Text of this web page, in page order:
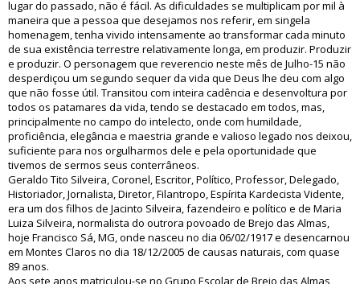
lugar do passado, não é fácil. As dificuldades se multiplicam por mil à
maneira que a pessoa que desejamos nos referir, em singela
homenagem, tenha vivido intensamente ao transformar cada minuto
de sua existência terrestre relativamente longa, em produzir. Produzir
e produzir. O personagem que reverencio neste mês de Julho-15 não
desperdiçou um segundo sequer da vida que Deus lhe deu com algo
que não fosse útil. Transitou com inteira cadência e desenvoltura por
todos os patamares da vida, tendo se destacado em todos, mas,
principalmente no campo do intelecto, onde com humildade,
proficiência, elegância e maestria grande e valioso legado nos deixou,
suficiente para nos orgulharmos dele e pela oportunidade que
tivemos de sermos seus conterrâneos.
Geraldo Tito Silveira, Coronel, Escritor, Político, Professor, Delegado,
Historiador, Jornalista, Diretor, Filantropo, Espírita Kardecista Vidente,
era um dos filhos de Jacinto Silveira, fazendeiro e político e de Maria
Luiza Silveira, normalista do outrora povoado de Brejo das Almas,
hoje Francisco Sá, MG, onde nasceu no dia 06/02/1917 e desencarnou
em Montes Claros no dia 18/12/2005 de causas naturais, com quase
89 anos.
Aos sete anos matriculou-se no Grupo Escolar de Brejo das Almas